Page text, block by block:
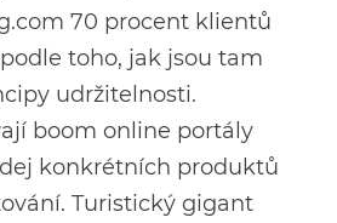
70 procent klientů
toho, jak jsou tam
udržitelnosti.
boom online portály
konkrétních produktů
Turistický gigant